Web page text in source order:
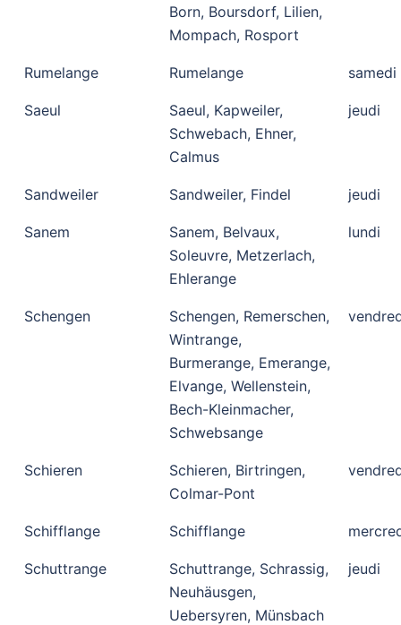
Born, Boursdorf, Lilien,
Mompach, Rosport
Rumelange Rumelange samedi
Saeul
Saeul, Kapweiler,
Schwebach, Ehner,
Calmus
jeudi
Sandweiler Sandweiler, Findel jeudi
Sanem
Sanem, Belvaux,
Soleuvre, Metzerlach,
Ehlerange
lundi
Schengen
Schengen, Remerschen,
Wintrange,
Burmerange, Emerange,
Elvange, Wellenstein,
Bech-Kleinmacher,
Schwebsange
Schieren
Schieren, Birtringen,
Colmar-Pont
Schifflange Schifflange
Schuttrange
Schuttrange, Schrassig,
Neuhäusgen,
Uebersyren, Münsbach
jeudi